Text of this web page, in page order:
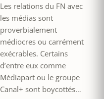
Les relations du FN avec
les médias sont
proverbialement
médiocres ou carrément
exécrables. Certains
d’entre eux comme
Médiapart ou le groupe
Canal+ sont boycottés…